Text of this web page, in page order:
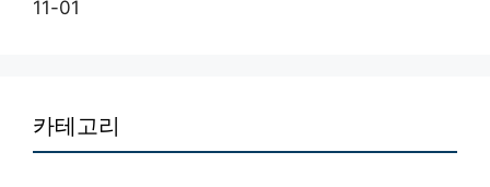
11-01
카테고리